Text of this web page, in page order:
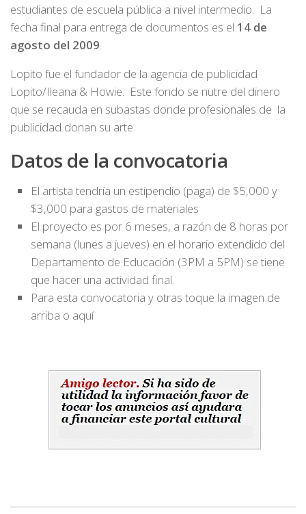
estudiantes de escuela pública a nivel intermedio. La
fecha final para entrega de documentos es el 14 de
agosto del 2009
Lopito fue el fundador de la agencia de publicidad
Lopito/Ileana & Howie. Este fondo se nutre del dinero
que se recauda en subastas donde profesionales de la
publicidad donan su arte.
Datos de la convocatoria
El artista tendría un estipendio (paga) de $5,000 y
$3,000 para gastos de materiales
El proyecto es por 6 meses, a razón de 8 horas por
semana (lunes a jueves) en el horario extendido del
Departamento de Educación (3PM a 5PM) se tiene
que hacer una actividad final.
Para esta convocatoria y otras toque la imagen de
arriba o aquí